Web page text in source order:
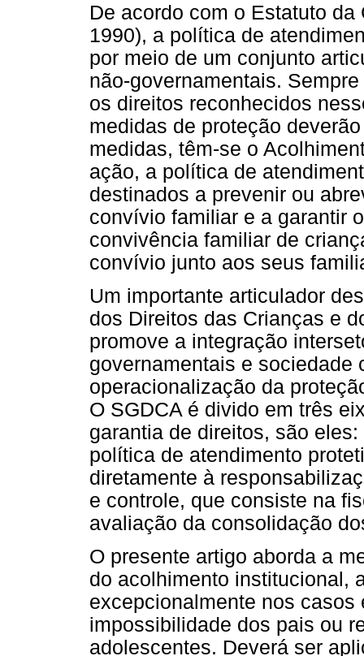
De acordo com o Estatuto
1990), a política de
por meio de um conjunto
não-governamentais.
os direitos reconhecidos
medidas de proteção
medidas, têm-se o
ação, a política de
destinados a prevenir ou
convívio familiar e a garantir
convivência familiar de
convívio junto aos seus
Um importante articulador
dos Direitos das Crianças e
promove a integração
governamentais e sociedade
operacionalização da
O SGDCA é divido em três
garantia de direitos, são
política de atendimento
diretamente à
e controle, que consiste na
avaliação da consolidação
O presente artigo aborda a
do acolhimento institucional,
excepcionalmente nos casos
impossibilidade dos pais ou
adolescentes. Deverá ser